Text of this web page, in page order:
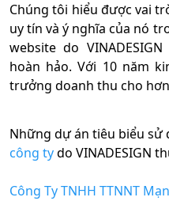
Chúng tôi hiểu được vai
uy tín và ý nghĩa của nó
website do
hoàn hảo. Với 10 năm
trưởng doanh thu cho
Những dự án tiêu biểu sử
công tydo VINADESIGN
Công Ty TNHH TTNNT